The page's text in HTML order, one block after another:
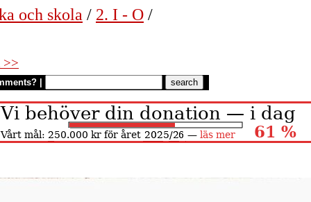
och skola / 2. I - O /
>>